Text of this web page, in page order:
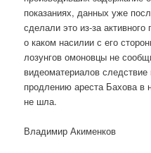
показаниях, данных уже
сделали это из-за
о каком насилии с его
лозунгов омоновцы не
видеоматериалов
продлению ареста Бахова в
не шла.
Владимир Акименков